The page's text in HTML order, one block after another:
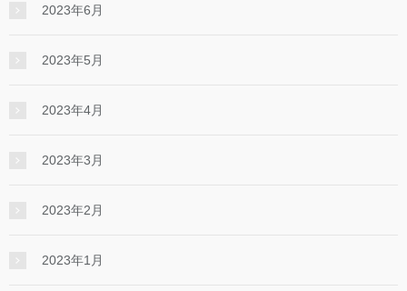
2023年6月
2023年5月
2023年4月
2023年3月
2023年2月
2023年1月